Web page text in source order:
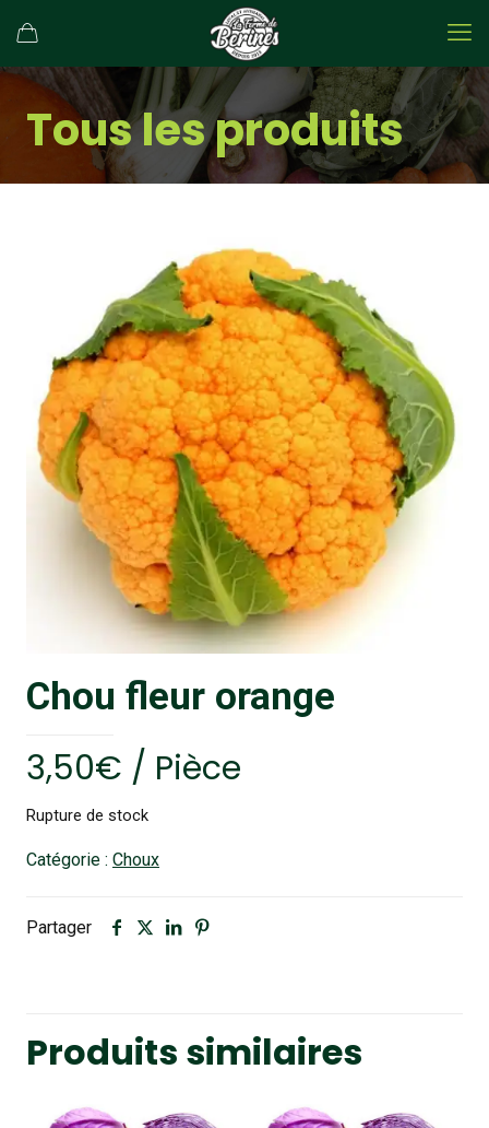
Tous les produits
Chou fleur orange
3,50€ / Pièce
Rupture de stock
Catégorie : Choux
Partager
Produits similaires